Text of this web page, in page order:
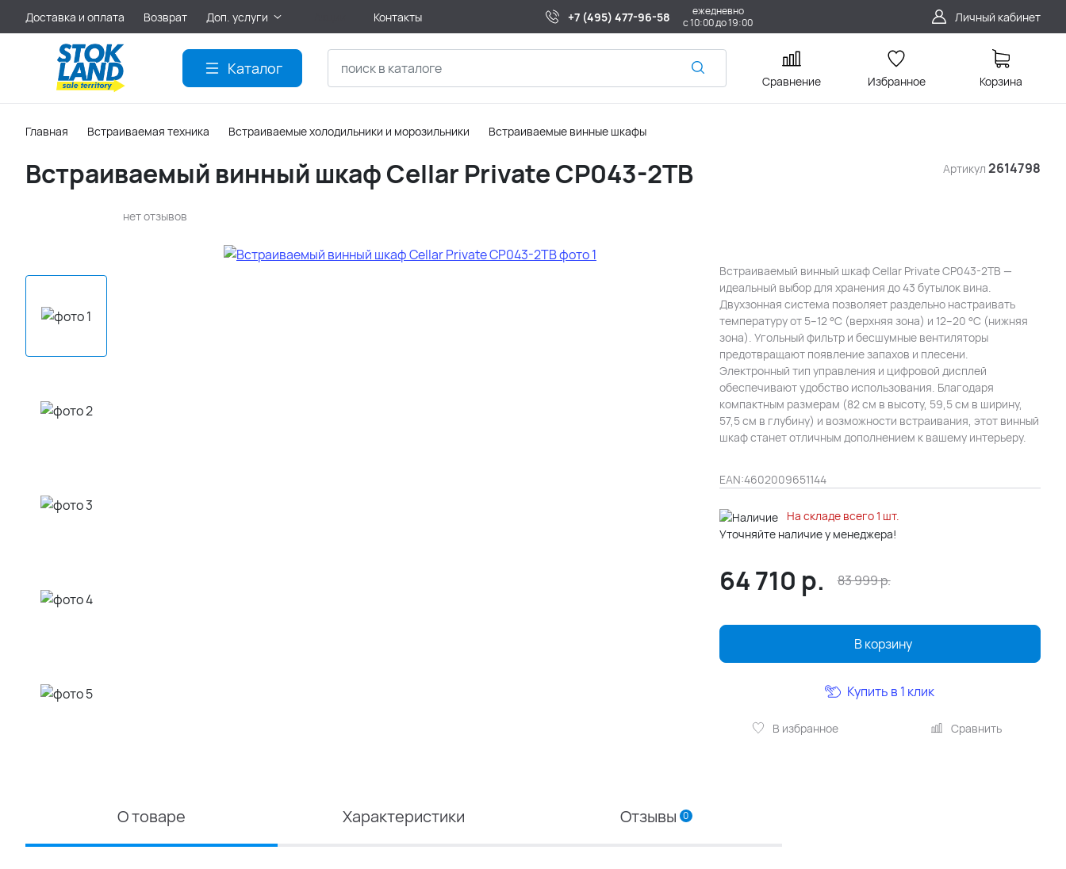
Доставка и оплата Возврат Доп. услуги Контакты +7 (495) 477-96-58
ежедневно
с 10:00 до 19:00
Личный кабинет
Каталог
Сравнение Избранное Корзина
Главная Встраиваемая техника Встраиваемые холодильники и морозильники Встраиваемые винные шкафы
Артикул 2614798
Встраиваемый винный шкаф Cellar Private CP043-2TB
нет отзывов
Встраиваемый винный шкаф Cellar Private CP043-2TB —
идеальный выбор для хранения до 43 бутылок вина.
Двухзонная система позволяет раздельно настраивать
температуру от 5–12 °С (верхняя зона) и 12–20 °С (нижняя
зона). Угольный фильтр и бесшумные вентиляторы
предотвращают появление запахов и плесени.
Электронный тип управления и цифровой дисплей
обеспечивают удобство использования. Благодаря
компактным размерам (82 см в высоту, 59,5 см в ширину,
57,5 см в глубину) и возможности встраивания, этот винный
шкаф станет отличным дополнением к вашему интерьеру.
EAN:4602009651144
На складе всего 1 шт.
Уточняйте наличие у менеджера!
64 710 р. 83 999р.
В корзину
В избранное Сравнить
Купить в 1 клик
О товаре Характеристики Отзывы 0